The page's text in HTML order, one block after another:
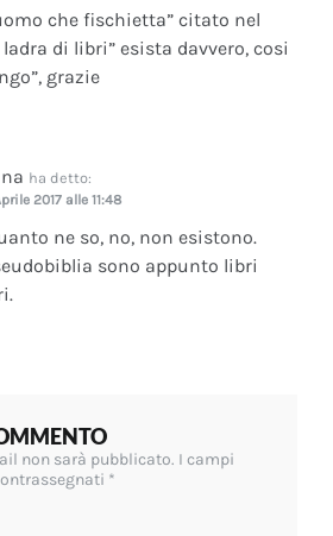
che fischietta” citato nel
di libri” esista davvero, cosi
grazie
ha detto:
2017 alle 11:48
ne so, no, non esistono.
sono appunto libri
non sarà pubblicato. I campi
*